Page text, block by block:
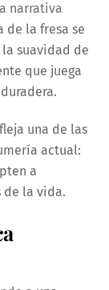
narrativa
de la fresa se
suavidad de
que juega
una de las
actual:
a
de la vida.